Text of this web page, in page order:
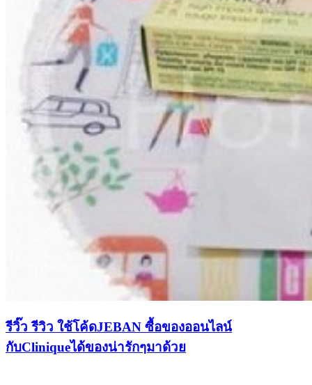
รีวิ๊ว รีวิว ใช้โค้ดJEBAN ซื้อของออนไลน์
กับCliniqueได้ของน่ารักๆมาด้วย